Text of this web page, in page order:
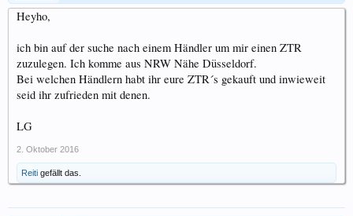
Heyho,
ich bin auf der suche nach einem Händler um mir einen ZTR
zuzulegen. Ich komme aus NRW Nähe Düsseldorf.
Bei welchen Händlern habt ihr eure ZTR´s gekauft und inwieweit
seid ihr zufrieden mit denen.
LG
2. Oktober 2016
Reiti gefällt das.